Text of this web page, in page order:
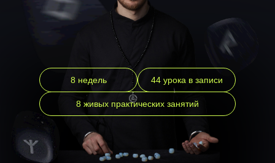
8 живых практических занятий
8 недель 44 урока в записи